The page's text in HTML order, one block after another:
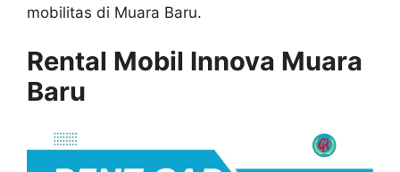
mobilitas di Muara Baru.
Rental Mobil Innova Muara
Baru